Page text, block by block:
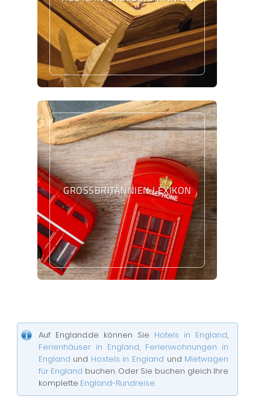
GROSSBRITANNIEN LEXIKON
Auf England.de können Sie Hotels in England,
Ferienhäuser in England, Ferienwohnungen in
England und Hostels in England und Mietwagen
für England buchen. Oder Sie buchen gleich Ihre
komplette England-Rundreise.